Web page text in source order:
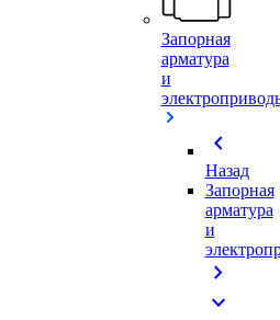
Запорная
арматура
и
chevron_left
Назад
Запорная
арматура
и
chevron_right
expand_more